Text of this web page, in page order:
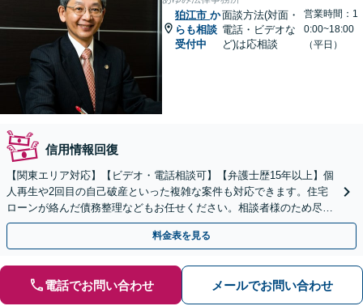
狛江市 か
らも相談
受付中
面談方法(対面・
電話・ビデオな
ど)は応相談
営業時間：1
0:00~18:00
（平日）
信用情報回復
【関東エリア対応】【ビデオ・電話相談可】【弁護士歴15年以上】個
人再生や2回目の自己破産といった複雑な案件も対応できます。住宅
ローンが絡んだ債務整理などもお任せください。相談者様のため尽力
いたします【初回面談60分無料】【法テラス利用可】
料金表を見る
電話でお問い合わせ メールでお問い合わせ